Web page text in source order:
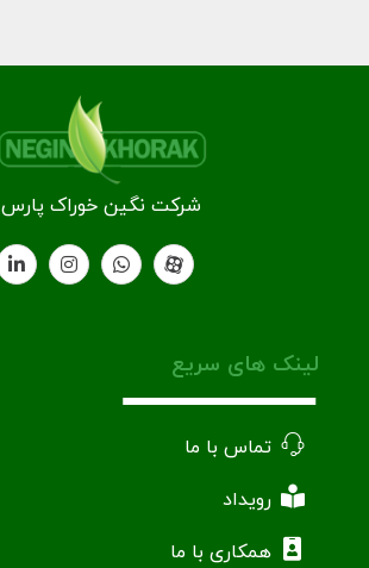
شرکت نگین خوراک پارس
لینک های سریع
تماس با ما
رویداد
همکاری با ما